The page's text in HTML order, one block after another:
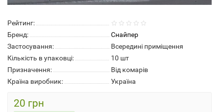
Рейтинг:
Бренд:
Снайпер
Застосування:
Всередині приміщення
Кількість в упаковці:
10 шт
Призначення:
Від комарів
Країна виробник:
Україна
20 грн